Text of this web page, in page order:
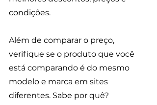
condições.
Além de comparar o preço,
verifique se o produto que você
está comparando é do mesmo
modelo e marca em sites
diferentes. Sabe por quê?